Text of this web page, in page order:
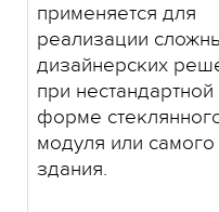
применяется для
реализации
дизайнерских
при нестандартной
форме
модуля или самого
здания.